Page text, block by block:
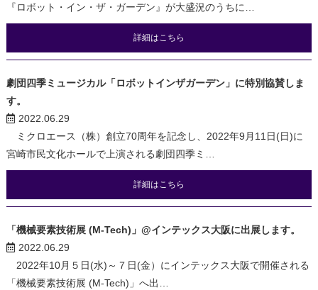
『ロボット・イン・ザ・ガーデン』が大盛況のうちに…
詳細はこちら
劇団四季ミュージカル「ロボットインザガーデン」に特別協賛しま
す。
2022.06.29
ミクロエース（株）創立70周年を記念し、2022年9月11日(日)に
宮崎市民文化ホールで上演される劇団四季ミ…
詳細はこちら
「機械要素技術展 (M-Tech)」@インテックス大阪に出展します。
2022.06.29
2022年10月５日(水)～７日(金）にインテックス大阪で開催される
「機械要素技術展 (M-Tech)」へ出…